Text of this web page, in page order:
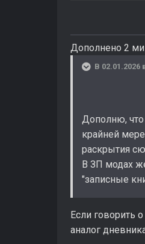
Дополнено 2
В 02.01.2026
Дополню,
крайней
раскрытия
В ЗП модах
"записные
Если говорить
аналог